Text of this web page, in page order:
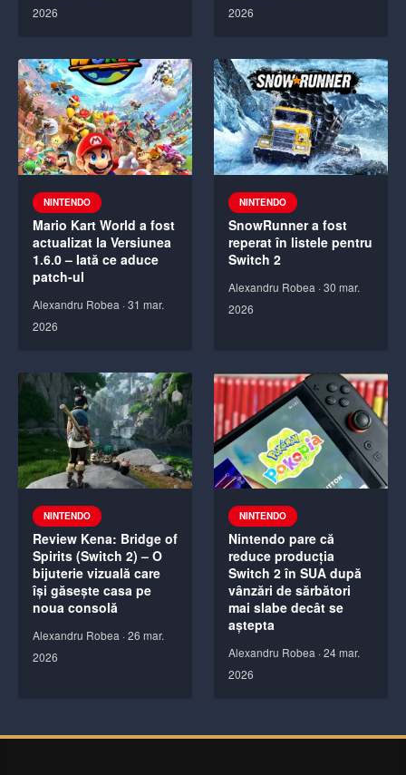
2026
2026
NINTENDO
Mario Kart World a fost
actualizat la Versiunea
1.6.0 – Iată ce aduce
patch-ul
Alexandru Robea ·31 mar.
2026
NINTENDO
SnowRunner a fost
reperat în listele pentru
Switch 2
Alexandru Robea ·30 mar.
2026
NINTENDO
Review Kena: Bridge of
Spirits (Switch 2) – O
bijuterie vizuală care
își găsește casa pe
noua consolă
Alexandru Robea ·26 mar.
2026
NINTENDO
Nintendo pare că
reduce producția
Switch 2 în SUA după
vânzări de sărbători
mai slabe decât se
aștepta
Alexandru Robea ·24 mar.
2026